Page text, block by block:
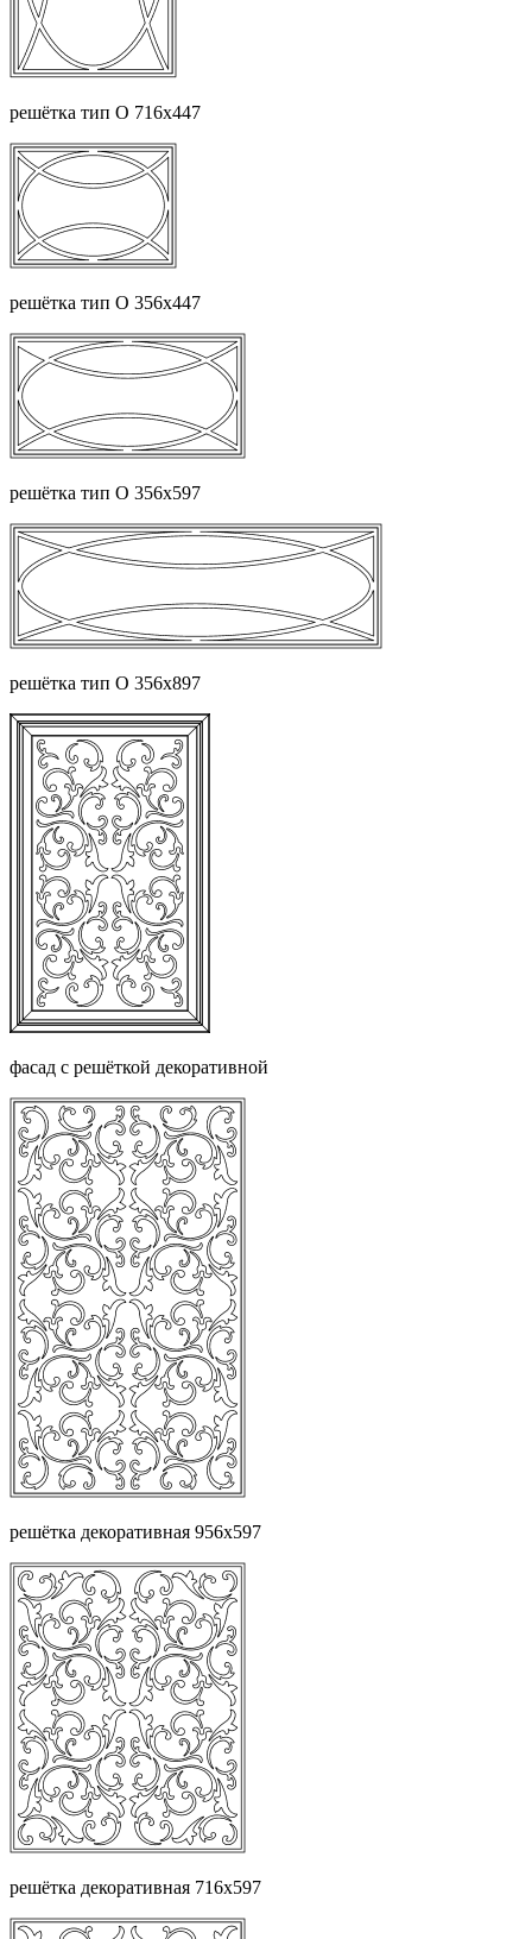
решётка тип О 716х447
решётка тип О 356х447
решётка тип О 356х597
решётка тип О 356х897
фасад с решёткой декоративной
решётка декоративная 956х597
решётка декоративная 716х597